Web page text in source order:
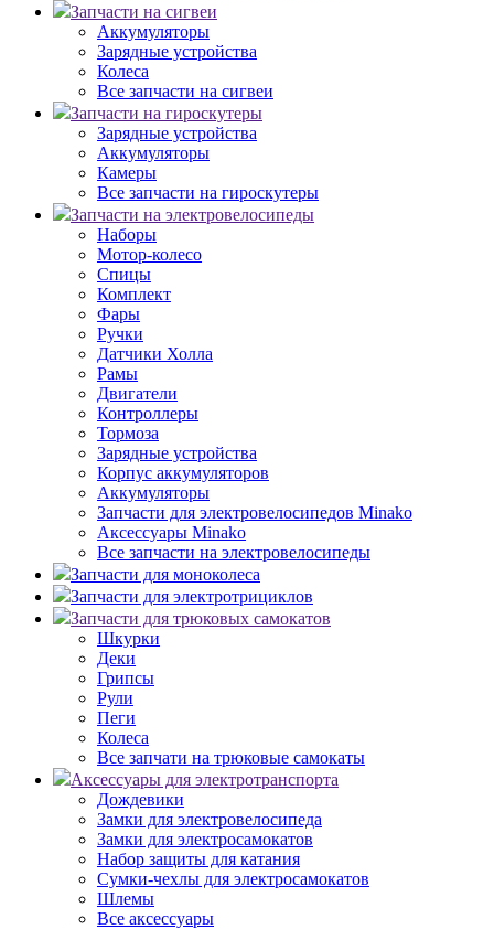
Запчасти на сигвеи
Аккумуляторы
Зарядные устройства
Колеса
Все запчасти на сигвеи
Запчасти на гироскутеры
Зарядные устройства
Аккумуляторы
Камеры
Все запчасти на гироскутеры
Запчасти на электровелосипеды
Наборы
Мотор-колесо
Спицы
Комплект
Фары
Ручки
Датчики Холла
Рамы
Двигатели
Контроллеры
Тормоза
Зарядные устройства
Корпус аккумуляторов
Аккумуляторы
Запчасти для электровелосипедов Minako
Аксессуары Minako
Все запчасти на электровелосипеды
Запчасти для моноколеса
Запчасти для электротрициклов
Запчасти для трюковых самокатов
Шкурки
Деки
Грипсы
Рули
Пеги
Колеса
Все запчати на трюковые самокаты
Аксессуары для электротранспорта
Дождевики
Замки для электровелосипеда
Замки для электросамокатов
Набор защиты для катания
Сумки-чехлы для электросамокатов
Шлемы
Все аксессуары